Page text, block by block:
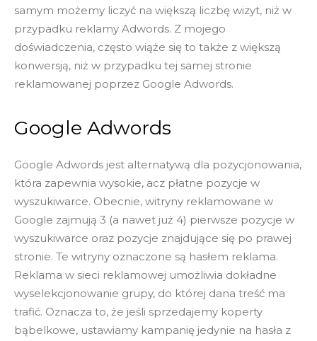
samym możemy liczyć na większą liczbę wizyt, niż w
przypadku reklamy Adwords. Z mojego
doświadczenia, często wiąże się to także z większą
konwersją, niż w przypadku tej samej stronie
reklamowanej poprzez Google Adwords.
Google Adwords
Google Adwords jest alternatywą dla pozycjonowania,
która zapewnia wysokie, acz płatne pozycje w
wyszukiwarce. Obecnie, witryny reklamowane w
Google zajmują 3 (a nawet już 4) pierwsze pozycje w
wyszukiwarce oraz pozycje znajdujące się po prawej
stronie. Te witryny oznaczone są hasłem reklama.
Reklama w sieci reklamowej umożliwia dokładne
wyselekcjonowanie grupy, do której dana treść ma
trafić. Oznacza to, że jeśli sprzedajemy koperty
bąbelkowe, ustawiamy kampanię jedynie na hasła z